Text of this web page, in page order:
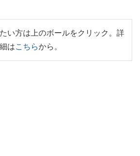
い方は上のボールをクリック。詳
細はこちらから。